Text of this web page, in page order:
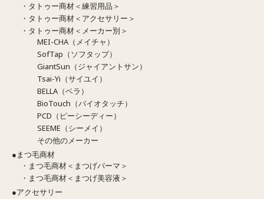
・タトゥー商材＜練習用品＞
・タトゥー商材＜アクセサリー＞
・タトゥー商材＜メーカー別＞
MEI-CHA（メイチャ）
SofTap（ソフタップ）
GiantSun（ジャイアントサン）
Tsai-Yi（サイユイ）
BELLA（ベラ）
BioTouch（バイオタッチ）
PCD（ピーシーディー）
SEEME（シーメイ）
その他のメーカー
●まつ毛商材
・まつ毛商材＜まつげパーマ＞
・まつ毛商材＜まつげ美容液＞
●アクセサリー